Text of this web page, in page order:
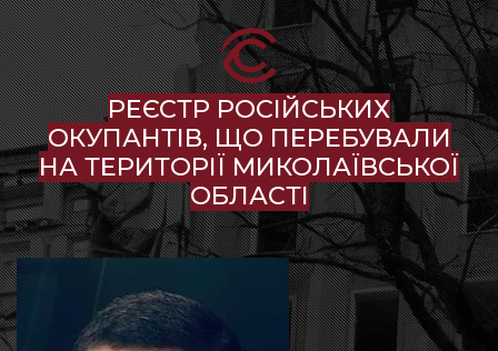
РЕЄСТР РОСІЙСЬКИХ
ОКУПАНТІВ, ЩО ПЕРЕБУВАЛИ
НА ТЕРИТОРІЇ МИКОЛАЇВСЬКОЇ
ОБЛАСТІ